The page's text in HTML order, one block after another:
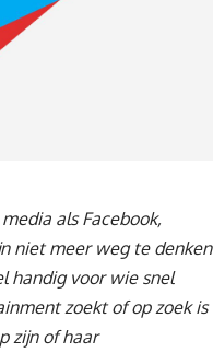
als Facebook,
niet meer weg te denken
handig voor wie snel
zoekt of op zoek is
zijn of haar